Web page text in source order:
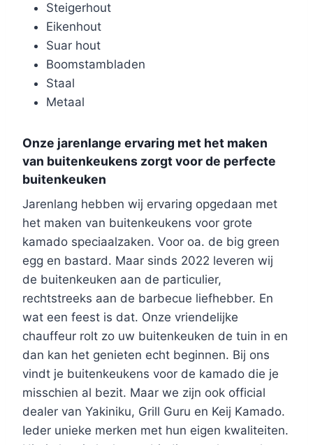
Steigerhout
Eikenhout
Suar hout
Boomstambladen
Staal
Metaal
Onze jarenlange ervaring met het maken
van buitenkeukens zorgt voor de perfecte
buitenkeuken
Jarenlang hebben wij ervaring opgedaan met
het maken van buitenkeukens voor grote
kamado speciaalzaken. Voor oa. de big green
egg en bastard. Maar sinds 2022 leveren wij
de buitenkeuken aan de particulier,
rechtstreeks aan de barbecue liefhebber. En
wat een feest is dat. Onze vriendelijke
chauffeur rolt zo uw buitenkeuken de tuin in en
dan kan het genieten echt beginnen. Bij ons
vindt je buitenkeukens voor de kamado die je
misschien al bezit. Maar we zijn ook official
dealer van Yakiniku, Grill Guru en Keij Kamado.
Ieder unieke merken met hun eigen kwaliteiten.